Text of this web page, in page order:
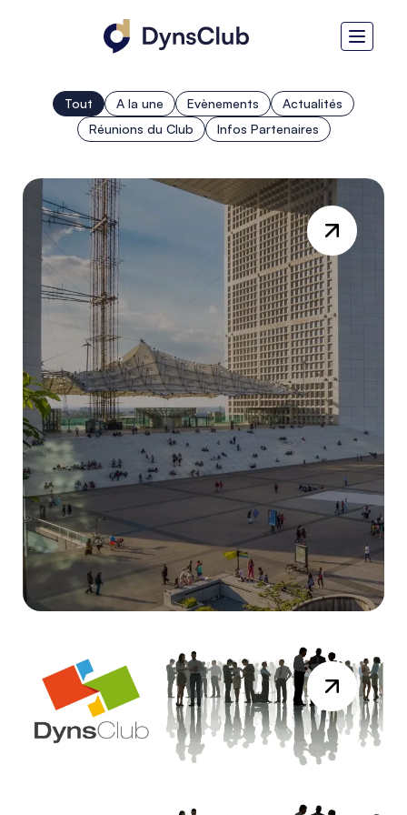
Tout A la une Evènements
Actualités
Réunions du Club
Infos Partenaires
DYNAMICS DAYS
Résumé Vidéo de la session du 19 mai
2026Lire la suite